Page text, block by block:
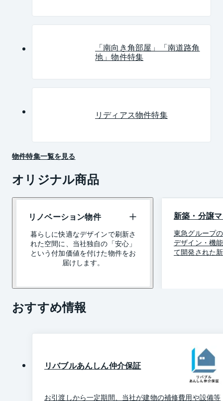
「南向き角部屋」「南道路角
地」物件特集
リディアス物件特集
物件特集一覧を見る
オリジナル商品
リノベーション物件
暮らしに快適なデザインで刷新さ
れた空間に、当社独自の「安心」
という付加価値を付けた物件をお
届けします。
新築・分譲
東急グループ
デザイン・機
て開発された
おすすめ情報
リバブルあんしん仲介保証
お引渡しから一定期間、当社が建物の補修費用や設備等